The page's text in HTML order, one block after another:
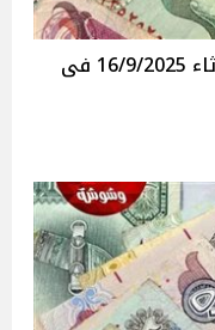
سعر الدرهم الإماراتي اليوم الثلاثاء 16/9/2025 فى